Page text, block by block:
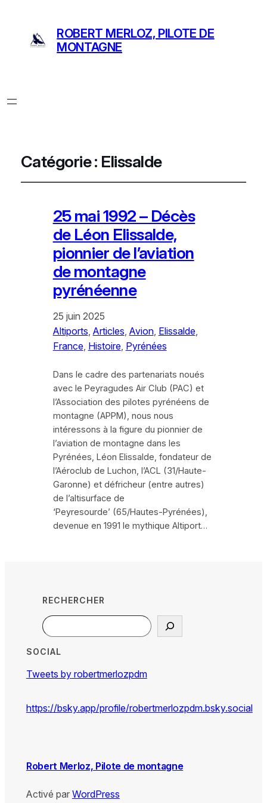
ROBERT MERLOZ, PILOTE DE
MONTAGNE
Catégorie : Elissalde
25 mai 1992 – Décès
de Léon Elissalde,
pionnier de l’aviation
de montagne
pyrénéenne
25 juin 2025
Altiports Articles Avion, Elissalde
France, Histoire, Pyrénées
Dans le cadre des partenariats noués
avec le Peyragudes Air Club (PAC) et
l’Association des pilotes pyrénéens de
montagne (APPM), nous nous
intéressons à la figure du pionnier de
l’aviation de montagne dans les
Pyrénées, Léon Elissalde, fondateur de
l’Aéroclub de Luchon, l’ACL (31/Haute-
Garonne) et défricheur (entre autres)
de l’altisurface de
‘Peyresourde’ (65/Hautes-Pyrénées),
devenue en 1991 le mythique Altiport…
RECHERCHER
Search
SOCIAL
Tweets by robertmerlozpdm
https://bsky.app/profile/robertmerlozpdm.bsky.social
Robert Merloz, Pilote de montagne
Activé par WordPress